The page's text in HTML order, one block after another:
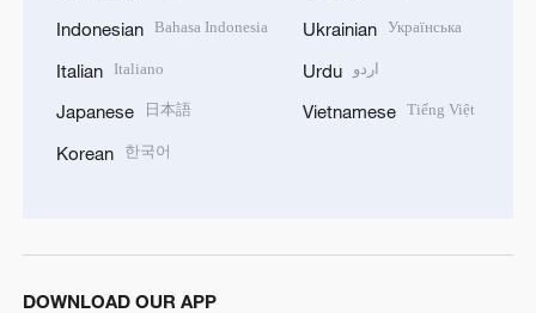
Indonesian Bahasa Indonesia
Italian Italiano
Japanese 日本語
Korean 한국어
Ukrainian Українська
Urdu اردو
Vietnamese Tiếng Việt
DOWNLOAD OUR APP